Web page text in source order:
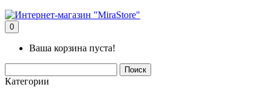
0
Ваша корзина пуста!
Поиск
Категории